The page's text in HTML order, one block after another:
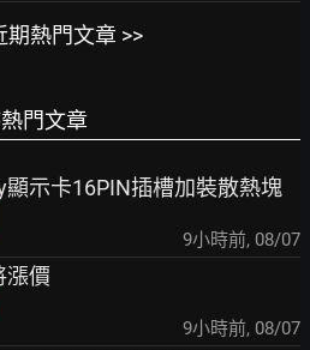
期熱門文章 >>
門文章
示卡16PIN插槽加裝散熱塊
9小時前, 08/07
漲價
9小時前, 08/07